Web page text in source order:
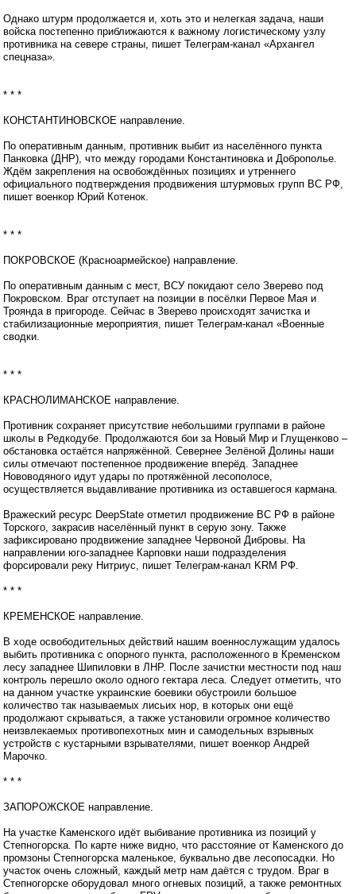
Однако штурм продолжается и, хоть это и нелегкая задача, наши
войска постепенно приближаются к важному логистическому узлу
противника на севере страны, пишет Телеграм-канал «Архангел
спецназа».
* * *
КОНСТАНТИНОВСКОЕ направление.
По оперативным данным, противник выбит из населённого пункта
Панковка (ДНР), что между городами Константиновка и Доброполье.
Ждём закрепления на освобождённых позициях и утреннего
официального подтверждения продвижения штурмовых групп ВС РФ,
пишет военкор Юрий Котенок.
* * *
ПОКРОВСКОЕ (Красноармейское) направление.
По оперативным данным с мест, ВСУ покидают село Зверево под
Покровском. Враг отступает на позиции в посёлки Первое Мая и
Троянда в пригороде. Сейчас в Зверево происходят зачистка и
стабилизационные мероприятия, пишет Телеграм-канал «Военные
сводки.
* * *
КРАСНОЛИМАНСКОЕ направление.
Противник сохраняет присутствие небольшими группами в районе
школы в Редкодубе. Продолжаются бои за Новый Мир и Глущенково –
обстановка остаётся напряжённой. Севернее Зелёной Долины наши
силы отмечают постепенное продвижение вперёд. Западнее
Нововодяного идут удары по протяжённой лесополосе,
осуществляется выдавливание противника из оставшегося кармана.
Вражеский ресурс DeepState отметил продвижение ВС РФ в районе
Торского, закрасив населённый пункт в серую зону. Также
зафиксировано продвижение западнее Червоной Дибровы. На
направлении юго-западнее Карповки наши подразделения
форсировали реку Нитриус, пишет Телеграм-канал KRM РФ.
* * *
КРЕМЕНСКОЕ направление.
В ходе освободительных действий нашим военнослужащим удалось
выбить противника с опорного пункта, расположенного в Кременском
лесу западнее Шипиловки в ЛНР. После зачистки местности под наш
контроль перешло около одного гектара леса. Следует отметить, что
на данном участке украинские боевики обустроили большое
количество так называемых лисьих нор, в которых они ещё
продолжают скрываться, а также установили огромное количество
неизвлекаемых противопехотных мин и самодельных взрывных
устройств с кустарными взрывателями, пишет военкор Андрей
Марочко.
* * *
ЗАПОРОЖСКОЕ направление.
На участке Каменского идёт выбивание противника из позиций у
Степногорска. По карте ниже видно, что расстояние от Каменского до
промзоны Степногорска маленькое, буквально две лесопосадки. Но
участок очень сложный, каждый метр нам даётся с трудом. Враг в
Степногорске оборудовал много огневых позиций, а также ремонтных